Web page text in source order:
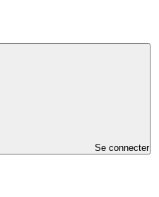
Se connecter